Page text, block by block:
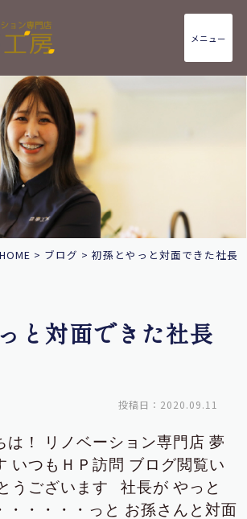
メニュー
HOME > ブログ > 初孫とやっと対面できた社長
と対面できた社長
投稿日：2020.09.11
！ リノベーション専門店 夢
いつもＨＰ訪問 ブログ閲覧い
うございます 社長が やっと
・・・・・っと お孫さんと対面